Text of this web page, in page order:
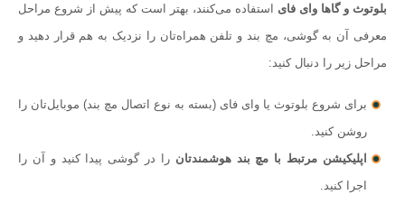
بلوتوث و گاها وای فای استفاده می‌کنند، بهتر است که پیش از شروع مراحل
معرفی آن به گوشی، مچ بند و تلفن همراه‌تان را نزدیک به هم قرار دهید و
مراحل زیر را دنبال کنید:
برای شروع بلوتوث یا وای فای (بسته به نوع اتصال مچ بند) موبایل‌تان را
روشن کنید.
اپلیکیشن مرتبط با مچ بند هوشمندتان را در گوشی پیدا کنید و آن را
اجرا کنید.